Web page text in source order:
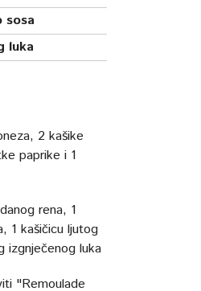
sosa
luka
2 kašike
paprike i 1
rena, 1
1 kašičicu ljutog
izgnječenog luka
"Remoulade